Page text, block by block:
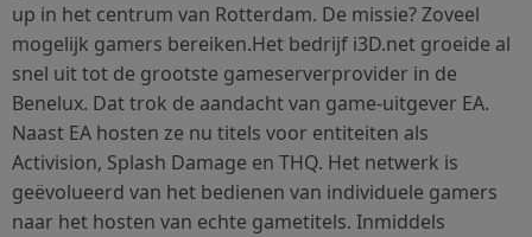
up in het centrum van Rotterdam. De missie? Zoveel
mogelijk gamers bereiken.Het bedrijf i3D.net groeide al
snel uit tot de grootste gameserverprovider in de
Benelux. Dat trok de aandacht van game-uitgever EA.
Naast EA hosten ze nu titels voor entiteiten als
Activision, Splash Damage en THQ. Het netwerk is
geëvolueerd van het bedienen van individuele gamers
naar het hosten van echte gametitels. Inmiddels